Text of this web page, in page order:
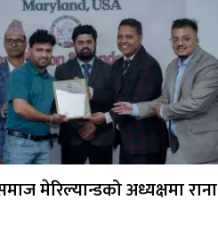
मेरिल्यान्डको अध्यक्षमा राना